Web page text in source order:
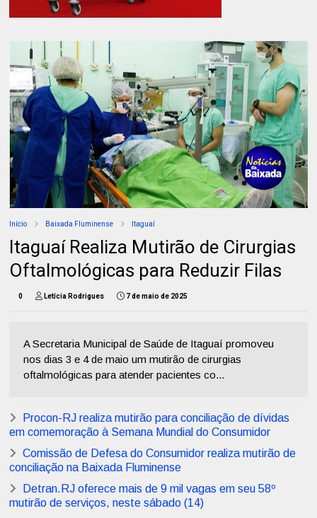
Início Baixada Fluminense Itaguaí
Itaguaí Realiza Mutirão de Cirurgias
Oftalmológicas para Reduzir Filas
0 Letícia Rodrigues 7 de maio de 2025
A Secretaria Municipal de Saúde de Itaguaí promoveu
nos dias 3 e 4 de maio um mutirão de cirurgias
oftalmológicas para atender pacientes co...
Procon-RJ realiza mutirão para conciliação de dívidas
em comemoração à Semana Mundial do Consumidor
Comissão de Defesa do Consumidor realiza mutirão de
conciliação na Baixada Fluminense
Detran.RJ oferece mais de 9 mil vagas em seu 58º
mutirão de serviços, neste sábado (14)